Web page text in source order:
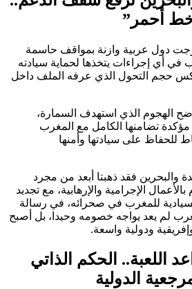
أحمر”
دول عربية وازنة بمواقف حاسمة
في أي إجراءات يتخذها لحماية سيادته
حجم التحول الذي عرفه الملف داخل
الهجوم الذي استهدف السمارة،
مؤكدة تضامنها الكامل مع المغرب
للحفاظ على سيادتها وأمنها
والبحرين فقد ذهبتا أبعد من مجرد
الإجرامية والإرهابية، مع تجديد
للمغرب في صحرائه، في رسالة
لم يعد يواجه خصومه وحيدا، بل أصبح
ودولية واسعة.
اللعبة.. الحكم الذاتي
الدولية